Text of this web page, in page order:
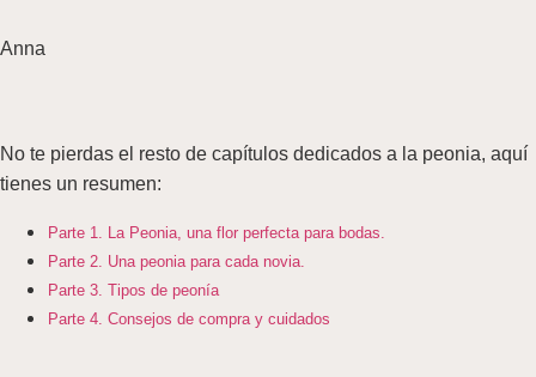
Anna
No te pierdas el resto de capítulos dedicados a la peonia, aquí
tienes un resumen:
Parte 1. La Peonia, una flor perfecta para bodas.
Parte 2. Una peonia para cada novia.
Parte 3. Tipos de peonía
Parte 4. Consejos de compra y cuidados